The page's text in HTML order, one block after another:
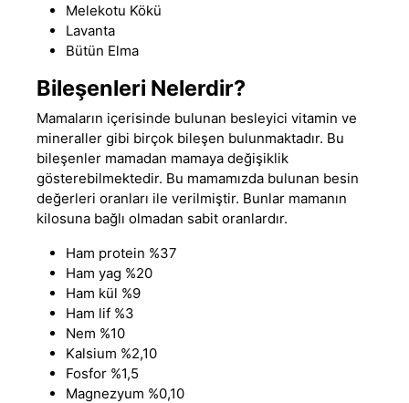
Melekotu Kökü
Lavanta
Bütün Elma
Bileşenleri Nelerdir?
Mamaların içerisinde bulunan besleyici vitamin ve
mineraller gibi birçok bileşen bulunmaktadır. Bu
bileşenler mamadan mamaya değişiklik
gösterebilmektedir. Bu mamamızda bulunan besin
değerleri oranları ile verilmiştir. Bunlar mamanın
kilosuna bağlı olmadan sabit oranlardır.
Ham protein %37
Ham yag %20
Ham kül %9
Ham lif %3
Nem %10
Kalsium %2,10
Fosfor %1,5
Magnezyum %0,10